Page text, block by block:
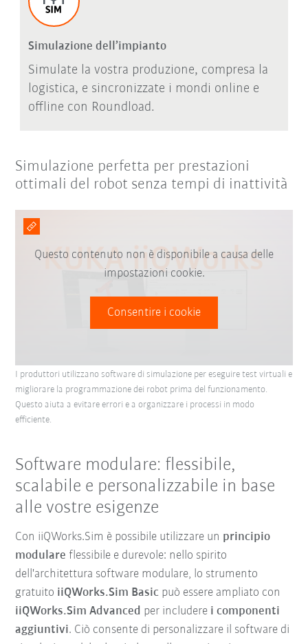
Simulazione dell’impianto
Simulate la vostra produzione, compresa la
logistica, e sincronizzate i mondi online e
offline con Roundload.
Simulazione perfetta per prestazioni
ottimali del robot senza tempi di inattività
Questo contenuto non è disponibile a causa delle
impostazioni cookie.
Consentire i cookie
I produttori utilizzano software di simulazione per eseguire test virtuali e
migliorare la programmazione dei robot prima del funzionamento.
Questo aiuta a evitare errori e a organizzare i processi in modo
efficiente.
Software modulare: flessibile,
scalabile e personalizzabile in base
alle vostre esigenze
Con iiQWorks.Sim è possibile utilizzare un principio
modulare flessibile e durevole: nello spirito
dell'architettura software modulare, lo strumento
gratuito iiQWorks.Sim Basic può essere ampliato con
iiQWorks.Sim Advanced per includere i componenti
aggiuntivi. Ciò consente di personalizzare il software di